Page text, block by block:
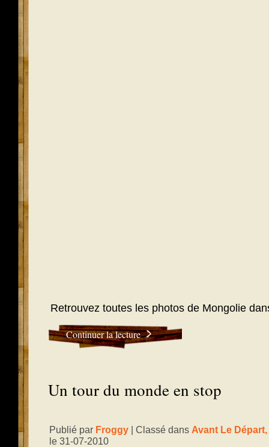
.
Retrouvez toutes les photos de Mongolie
Continuer la lecture
Un tour du monde en stop
Publié par Froggy | Classé dans Avant Le Départ,
le 31-07-2010